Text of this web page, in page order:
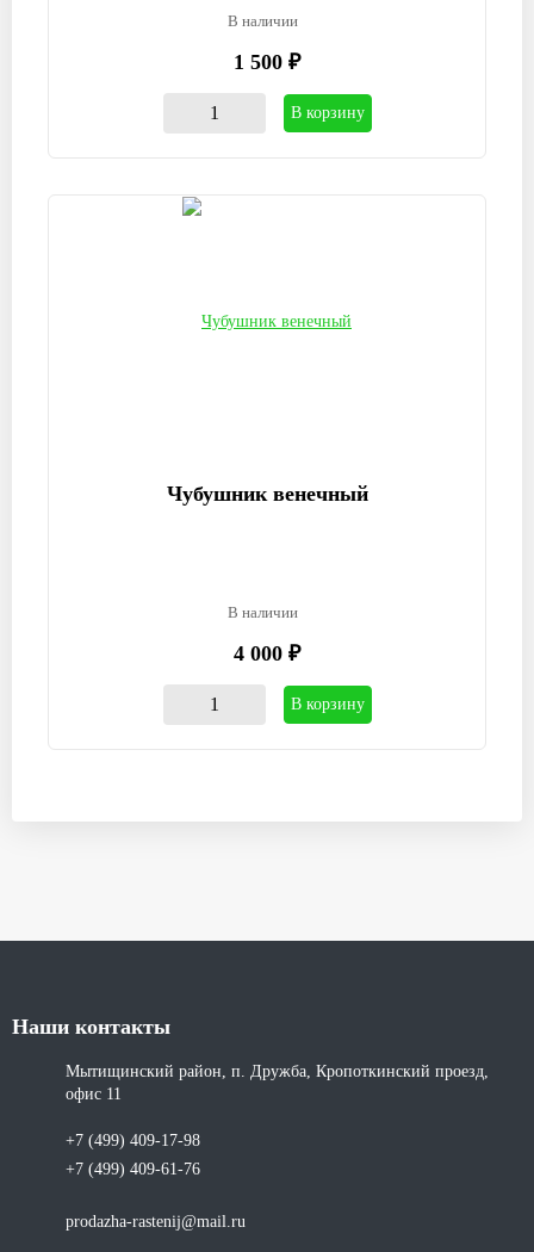
В наличии
1 500 ₽
В корзину
Чубушник венечный
В наличии
4 000 ₽
В корзину
Наши контакты
Мытищинский район, п. Дружба, Кропоткинский проезд,
офис 11
+7 (499) 409-17-98
+7 (499) 409-61-76
prodazha-rastenij@mail.ru